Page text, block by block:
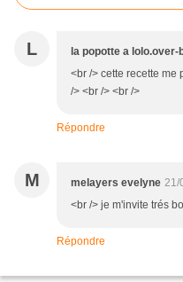
L la popotte a lolo.over-
<br /> cette recette me
/> <br /> <br />
Répondre
M melayers evelyne 21/
<br /> je m'invite trés
Répondre